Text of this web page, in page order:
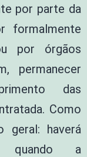
por parte da
formalmente
por órgãos
permanecer
das
Como
geral: haverá
quando a